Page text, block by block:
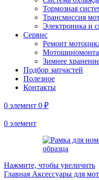
Тормозная
Трансмиссия
Электроника и
Сервис
Ремонт
Зимнее
Подбор запчастей
Полезное
Контакты
0 элемент 0 ₽
0 элемент
Нажмите, чтобы увеличить
Главная Аксессуары для